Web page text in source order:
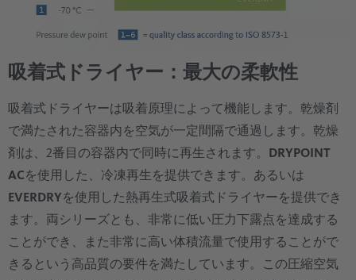
吸着式ドライヤー：最大の柔軟性
吸着式ドライヤーは吸着原理によって機能します。乾燥剤
で満たされた容器内を空気が一定間隔で通過します。乾燥
剤は、2番目の容器内で同時に再生されます。 DRYPOINT
ACを使用した、冷凍再生を提供できます。あるいは
EVERDRYを使用した熱再生式吸着式ドライヤーを提供でき
ます。両シリーズとも、非常に低い圧力下露点を達成する
ことができ、また非常に高い体積流量で使用することがで
きるという高品質の要件を満たしています。この圧縮空気